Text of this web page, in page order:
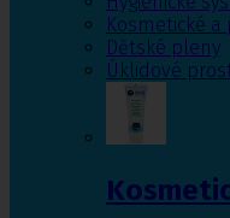
Kosmetické
Dětské pleny
Úklidové